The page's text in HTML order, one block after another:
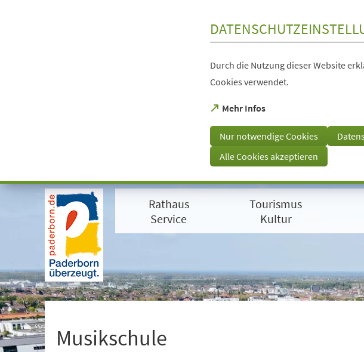
Visuelle
Assistenzsoftware
+
1
Durch die Nutzung dieser Website
Cookies verwendet.
Mehr Infos
(Öffnet
einem
neuen
Tab)
Nur notwendige Cookies
Alle Cookies akzeptieren
Rathaus
Service
Tourismus
Kultur
Musikschule